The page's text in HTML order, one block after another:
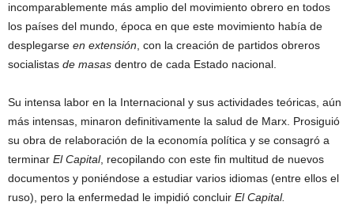
incomparablemente más amplio del movimiento obrero en todos
los países del mundo, época en que este movimiento había de
desplegarse en extensión, con la creación de partidos obreros
socialistas de masas dentro de cada Estado nacional.
Su intensa labor en la Internacional y sus actividades teóricas, aún
más intensas, minaron definitivamente la salud de Marx. Prosiguió
su obra de relaboración de la economía política y se consagró a
terminar El Capital, recopilando con este fin multitud de nuevos
documentos y poniéndose a estudiar varios idiomas (entre ellos el
ruso), pero la enfermedad le impidió concluir El Capital.